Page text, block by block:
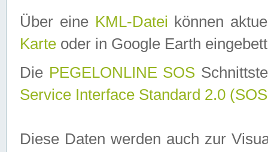
Über eine KML-Datei können
Karte oder in Google Earth
Die PEGELONLINE SOS
Service Interface Standard 2.0
Diese Daten werden auch zur